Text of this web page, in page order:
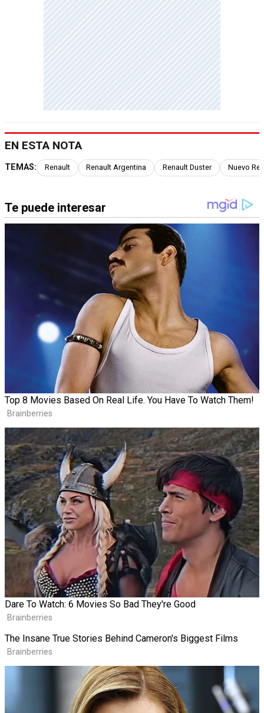
EN ESTA NOTA
TEMAS: Renault Renault Argentina Renault Duster Nuevo